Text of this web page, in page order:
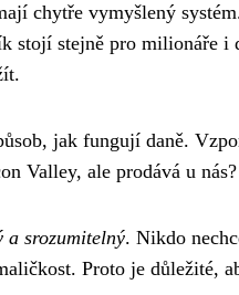
chytře vymyšlený
stojí stejně pro milionáře
jak fungují daně.
Valley, ale prodává u
a srozumitelný. Nikdo
Proto je důležité,